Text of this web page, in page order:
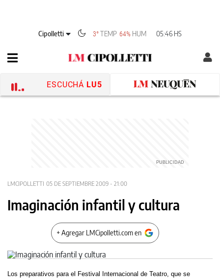
Cipolletti 3°TEMP 64% HUM 05:46 HS
ESCUCHÁ LU5
LMCIPOLLETTI 05 DE SEPTIEMBRE 2009 - 21:00
Imaginación infantil y cultura
+ Agregar LMCipolletti.com en
Los preparativos para el Festival Internacional de Teatro, que se